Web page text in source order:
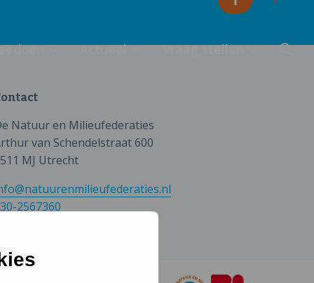
Actueel Vraag stellen
Natuur en Milieufederaties
van Schendelstraat 600
MJ Utrecht
2567360